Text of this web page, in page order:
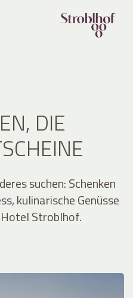
DIE
suchen: Schenken
kulinarische Genüsse
Stroblhof.